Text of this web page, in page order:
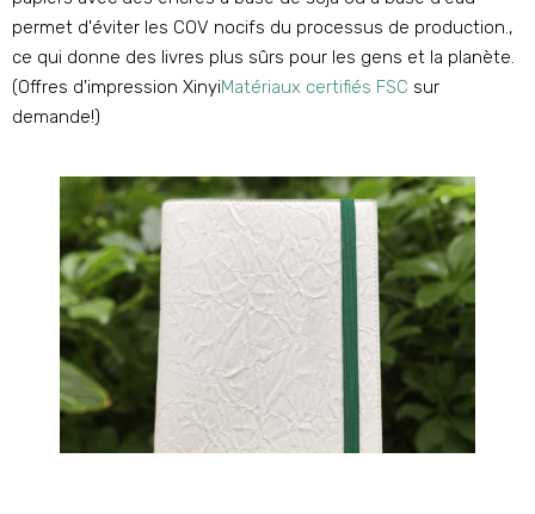
permet d'éviter les COV nocifs du processus de production.,
ce qui donne des livres plus sûrs pour les gens et la planète.
(Offres d'impression XinyiMatériaux certifiés FSC sur
demande!)